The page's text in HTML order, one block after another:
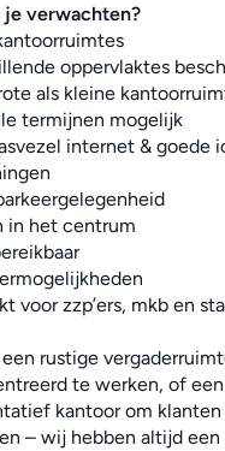
je verwachten?
oppervlaktes
als kleine
termijnen mogelijk
internet & goede
in het centrum
voor zzp’ers, mkb en
rustige
te werken, of een
kantoor om
– wij hebben altijd een